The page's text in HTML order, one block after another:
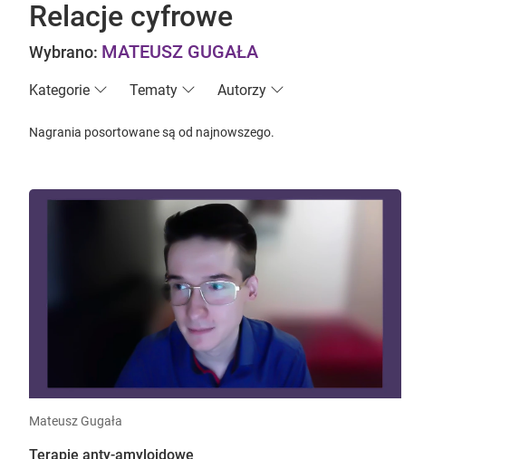
Relacje cyfrowe
Wybrano: MATEUSZ GUGAŁA
Kategorie Tematy Autorzy
Nagrania posortowane są od najnowszego.
Mateusz Gugała
Terapie anty-amyloidowe